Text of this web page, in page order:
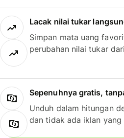
Lacak nilai tukar
Simpan mata uang
perubahan nilai tukar
Sepenuhnya gratis,
Unduh dalam hitungan
dan tidak ada iklan yang